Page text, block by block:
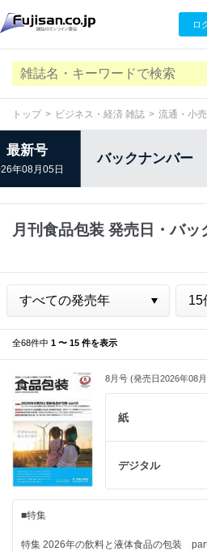
ロ
トップ ビジネス・経済 雑誌 流通・小
最新号
年08月05日
バックナンバー
月刊食品包装 発売日・バッ
全68件中 1 〜 15 件を表示
8月号 (発売日2026年08
紙
デジタル
■特集
特集 2026年の飲料と液体食品の包装